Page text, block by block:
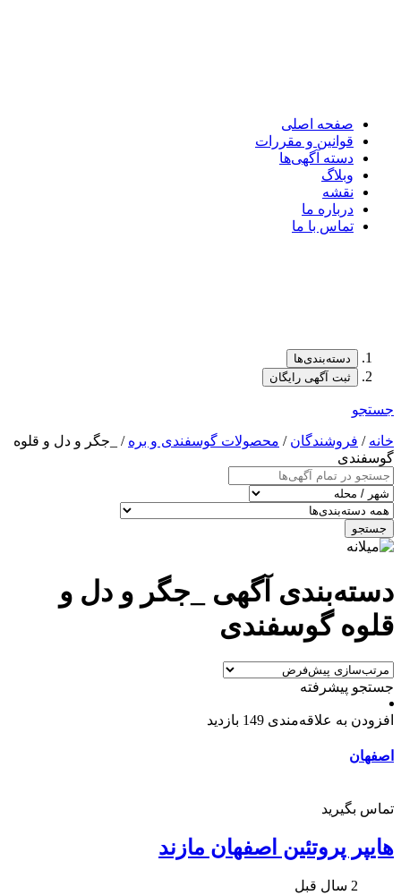
صفحه اصلی
قوانین و مقررات
دسته آگهی‌ها
وبلاگ
نقشه
درباره ما
تماس با ما
دسته‌بندی‌ها
ثبت آگهی رایگان
جستجو
خانه / فروشندگان / محصولات گوسفندی و بره / _جگر و دل و قلوه
گوسفندی
جستجو
دسته‌بندی آگهی _جگر و دل و
قلوه گوسفندی
جستجو پیشرفته
افزودن به علاقه‌مندی 149 بازدید
اصفهان
تماس بگیرید
هایپر پروتئین اصفهان مازند
2 سال قبل